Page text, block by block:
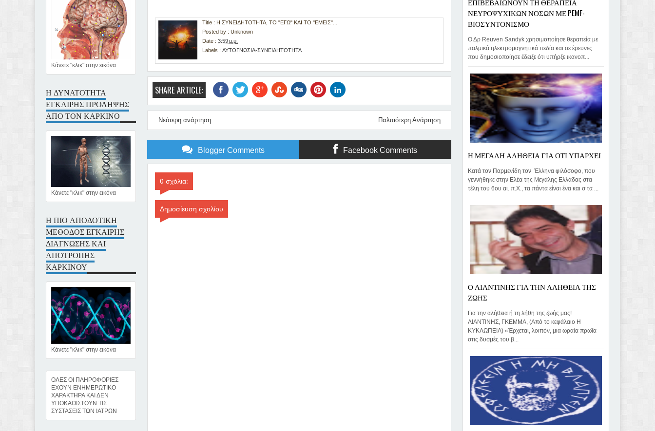
Title : Η ΣΥΝΕΙΔΗΤΟΤΗΤΑ, ΤΟ "ΕΓΩ" ΚΑΙ ΤΟ "ΕΜΕΙΣ"...
Posted by :Unknown
Date :3:59 μ.μ.
Labels :ΑΥΤΟΓΝΩΣΙΑ-ΣΥΝΕΙΔΗΤΟΤΗΤΑ
SHARE ARTICLE:
Νεότερη ανάρτηση Παλαιότερη Ανάρτηση
Blogger Comments Facebook Comments
0 σχόλια:
Δημοσίευση σχολίου
Κάνετε "κλικ" στην εικόνα
Η ΔΥΝΑΤΟΤΗΤΑ
ΕΓΚΑΙΡΗΣ ΠΡΟΛΗΨΗΣ
ΑΠΟ ΤΟΝ ΚΑΡΚΙΝΟ
Κάνετε "κλικ" στην εικόνα
Η ΠΙΟ ΑΠΟΔΟΤΙΚΗ
ΜΕΘΟΔΟΣ ΕΓΚΑΙΡΗΣ
ΔΙΑΓΝΩΣΗΣ ΚΑΙ
ΑΠΟΤΡΟΠΗΣ
ΚΑΡΚΙΝΟΥ
Κάνετε "κλικ" στην εικόνα
ΟΛΕΣ ΟΙ ΠΛΗΡΟΦΟΡΙΕΣ
ΕΧΟΥΝ ΕΝΗΜΕΡΩΤΙΚΟ
ΧΑΡΑΚΤΗΡΑ ΚΑΙ ΔΕΝ
ΥΠΟΚΑΘΙΣΤΟΥΝ ΤΙΣ
ΣΥΣΤΑΣΕΙΣ ΤΩΝ ΙΑΤΡΩΝ
ΝΕΥΡΟΨΥΧΙΚΩΝ ΝΟΣΩΝ ΜΕ PEMF-
ΒΙΟΣΥΝΤΟΝΙΣΜΟ
Ο Δρ Reuven Sandyk χρησιμοποίησε θεραπεία με
παλμικά ηλεκτρομαγνητικά πεδία και σε έρευνες
που δημοσιοποίησε έδειξε ότι υπήρξε ικανοπ...
Η ΜΕΓΑΛΗ ΑΛΗΘΕΙΑ ΓΙΑ ΟΤΙ ΥΠΑΡΧΕΙ
Κατά τον Παρμενίδη τον Έλληνα φιλόσοφο, που
γεννήθηκε στην Ελέα της Μεγάλης Ελλάδας στα
τέλη του 6ου αι. π.Χ., τα πάντα είναι ένα και σ τα ...
Ο ΛΙΑΝΤΙΝΗΣ ΓΙΑ ΤΗΝ ΑΛΗΘΕΙΑ ΤΗΣ
ΖΩΗΣ
Για την αλήθεια ή τη λήθη της ζωής μας!
ΛΙΑΝΤΙΝΗΣ, ΓΚΕΜΜΑ, (Από το κεφάλαιο Η
ΚΥΚΛΩΠΕΙΑ) «Έρχεται, λοιπόν, μια ωραία πρωΐα
στις δυσμές του β...